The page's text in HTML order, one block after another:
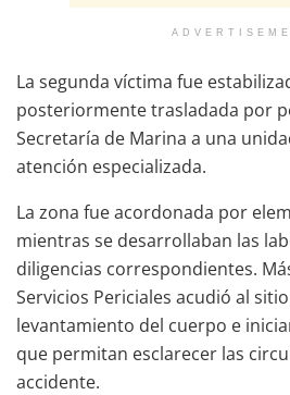
La segunda víctima fue
posteriormente trasladada por
Secretaría de Marina a una
atención especializada.
La zona fue acordonada por
mientras se desarrollaban las
diligencias correspondientes.
Servicios Periciales acudió al
levantamiento del cuerpo e
que permitan esclarecer las
accidente.